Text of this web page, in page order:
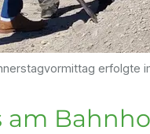
erfolgte
am